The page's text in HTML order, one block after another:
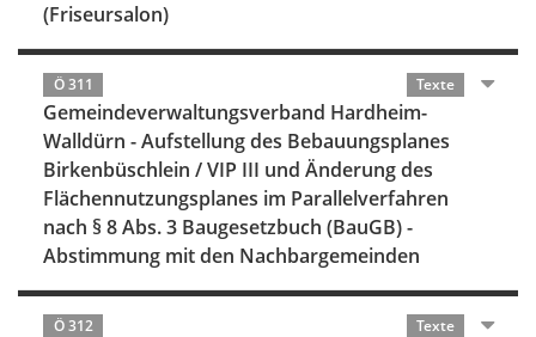
(Friseursalon)
Ö 311 Texte
Gemeindeverwaltungsverband Hardheim-
Walldürn - Aufstellung des Bebauungsplanes
Birkenbüschlein / VIP III und Änderung des
Flächennutzungsplanes im Parallelverfahren
nach § 8 Abs. 3 Baugesetzbuch (BauGB) -
Abstimmung mit den Nachbargemeinden
Ö 312 Texte